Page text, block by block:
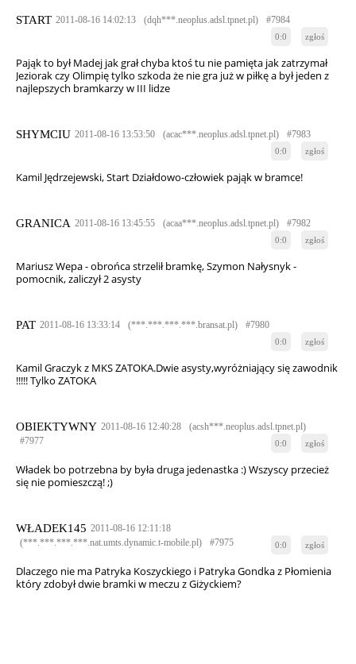
START 2011-08-16 14:02:13 (dqh***.neoplus.adsl.tpnet.pl) #7984
0:0 zgłoś
Pająk to był Madej jak grał chyba ktoś tu nie pamięta jak zatrzymał
Jeziorak czy Olimpię tylko szkoda że nie gra już w piłkę a był jeden z
najlepszych bramkarzy w III lidze
SHYMCIU 2011-08-16 13:53:50 (acac***.neoplus.adsl.tpnet.pl) #7983
0:0 zgłoś
Kamil Jędrzejewski, Start Działdowo-człowiek pająk w bramce!
GRANICA 2011-08-16 13:45:55 (acaa***.neoplus.adsl.tpnet.pl) #7982
0:0 zgłoś
Mariusz Wepa - obrońca strzelił bramkę, Szymon Nałysnyk -
pomocnik, zaliczył 2 asysty
PAT 2011-08-16 13:33:14 (***.***.***.***.bransat.pl) #7980
0:0 zgłoś
Kamil Graczyk z MKS ZATOKA.Dwie asysty,wyróżniający się zawodnik
!!!!! Tylko ZATOKA
OBIEKTYWNY 2011-08-16 12:40:28
(acsh***.neoplus.adsl.tpnet.pl)
#7977
0:0 zgłoś
Władek bo potrzebna by była druga jedenastka :) Wszyscy przecież
się nie pomieszczą! ;)
WŁADEK145 2011-08-16 12:11:18
(***.***.***.***.nat.umts.dynamic.t-mobile.pl)
#7975 0:0 zgłoś
Dlaczego nie ma Patryka Koszyckiego i Patryka Gondka z Płomienia
który zdobył dwie bramki w meczu z Giżyckiem?